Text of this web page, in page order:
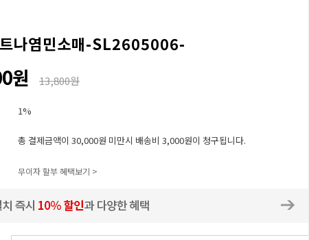
나염민소매-SL2605006-
원 13,800원
1%
총 결제금액이 30,000원 미만시 배송비 3,000원이 청구됩니다.
무이자 할부 혜택보기 >